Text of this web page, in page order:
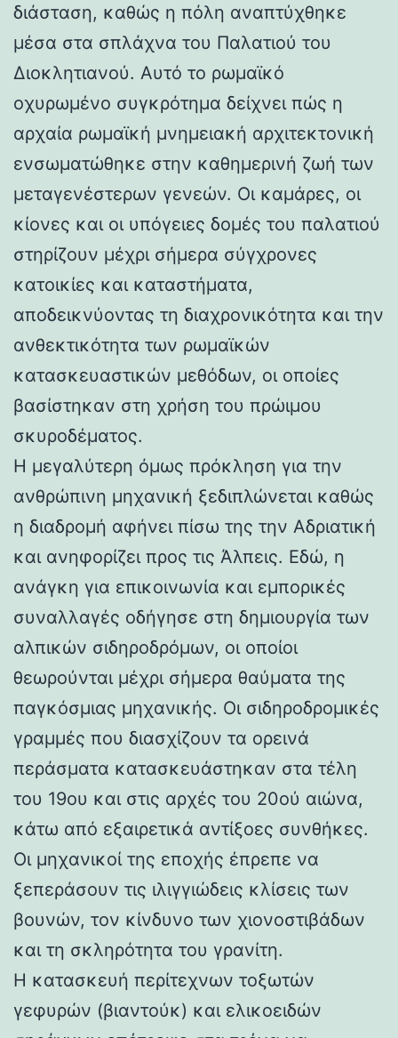
διάσταση, καθώς η πόλη αναπτύχθηκε
μέσα στα σπλάχνα του Παλατιού του
Διοκλητιανού. Αυτό το ρωμαϊκό
οχυρωμένο συγκρότημα δείχνει πώς η
αρχαία ρωμαϊκή μνημειακή αρχιτεκτονική
ενσωματώθηκε στην καθημερινή ζωή των
μεταγενέστερων γενεών. Οι καμάρες, οι
κίονες και οι υπόγειες δομές του παλατιού
στηρίζουν μέχρι σήμερα σύγχρονες
κατοικίες και καταστήματα,
αποδεικνύοντας τη διαχρονικότητα και την
ανθεκτικότητα των ρωμαϊκών
κατασκευαστικών μεθόδων, οι οποίες
βασίστηκαν στη χρήση του πρώιμου
σκυροδέματος.
Η μεγαλύτερη όμως πρόκληση για την
ανθρώπινη μηχανική ξεδιπλώνεται καθώς
η διαδρομή αφήνει πίσω της την Αδριατική
και ανηφορίζει προς τις Άλπεις. Εδώ, η
ανάγκη για επικοινωνία και εμπορικές
συναλλαγές οδήγησε στη δημιουργία των
αλπικών σιδηροδρόμων, οι οποίοι
θεωρούνται μέχρι σήμερα θαύματα της
παγκόσμιας μηχανικής. Οι σιδηροδρομικές
γραμμές που διασχίζουν τα ορεινά
περάσματα κατασκευάστηκαν στα τέλη
του 19ου και στις αρχές του 20ού αιώνα,
κάτω από εξαιρετικά αντίξοες συνθήκες.
Οι μηχανικοί της εποχής έπρεπε να
ξεπεράσουν τις ιλιγγιώδεις κλίσεις των
βουνών, τον κίνδυνο των χιονοστιβάδων
και τη σκληρότητα του γρανίτη.
Η κατασκευή περίτεχνων τοξωτών
γεφυρών (βιαντούκ) και ελικοειδών